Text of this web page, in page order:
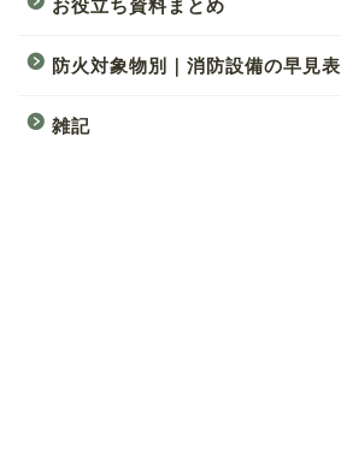
お役立ち資料まとめ
防火対象物別｜消防設備の早見表
雑記